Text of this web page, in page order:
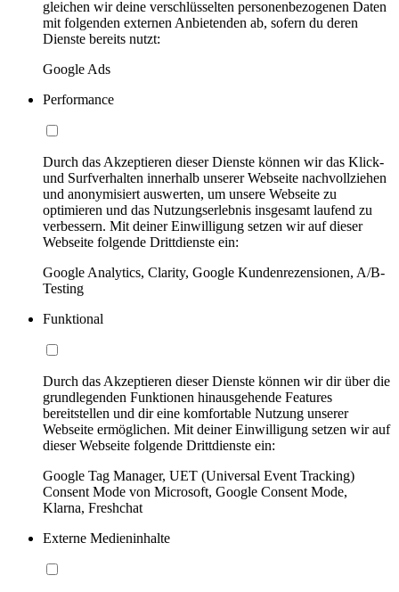
gleichen wir deine verschlüsselten personenbezogenen Daten
mit folgenden externen Anbietenden ab, sofern du deren
Dienste bereits nutzt:
Google Ads
Performance
Durch das Akzeptieren dieser Dienste können wir das Klick-
und Surfverhalten innerhalb unserer Webseite nachvollziehen
und anonymisiert auswerten, um unsere Webseite zu
optimieren und das Nutzungserlebnis insgesamt laufend zu
verbessern. Mit deiner Einwilligung setzen wir auf dieser
Webseite folgende Drittdienste ein:
Google Analytics, Clarity, Google Kundenrezensionen, A/B-
Testing
Funktional
Durch das Akzeptieren dieser Dienste können wir dir über die
grundlegenden Funktionen hinausgehende Features
bereitstellen und dir eine komfortable Nutzung unserer
Webseite ermöglichen. Mit deiner Einwilligung setzen wir auf
dieser Webseite folgende Drittdienste ein:
Google Tag Manager, UET (Universal Event Tracking)
Consent Mode von Microsoft, Google Consent Mode,
Klarna, Freshchat
Externe Medieninhalte